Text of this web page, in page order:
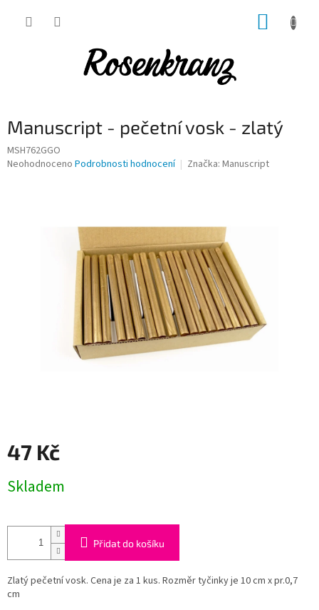
Manuscript - pečetní vosk - zlatý
MSH762GGO
Průměrné
Neohodnoceno Podrobnosti hodnocení Značka: Manuscript
47 Kč
cena:
Skladem
Přidat do košíku
Zlatý pečetní vosk. Cena je za 1 kus. Rozměr tyčinky je 10 cm x pr.0,7
cm